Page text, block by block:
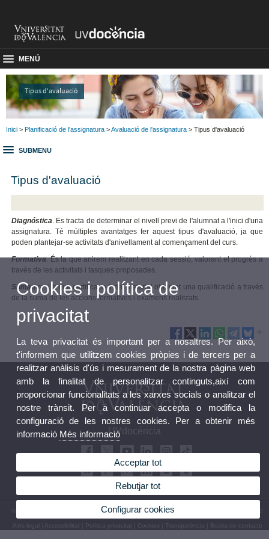
MENÚ
Tipus d'avaluació
Inici > Planificació de l'assignatura >Avaluació de l'assignatura > Tipus d'avaluació
SUBMENU
Tipus d'avaluació
Diagnóstica. Es tracta de determinar el nivell previ de l'alumnat a l'inici d'una
assignatura. Té múltiples avantatges fer aquest tipus d'avaluació, ja que
poden plantejar-se activitats d'anivellament al començament del curs.
Formativa. És la que anirem realitzant en cada sessió, valorant el progrés a
través de les activitats i tasques proposades.
Sumativa. La que certifica la fi del material obtenint una qualificació a través
de la suma de les accions formatives i exàmens realitzats.
UVdocència
© 2026 UV. - Av. Blasco Ibáñez, 13. 46010 València. Espanya. Tel UV: (+34) 963 86 41 00
Avís legal Accessibilitat Política privacitat Cookies Transparència Bústia de contacte
Cookies i política de
privacitat
La teva privacitat és important per a nosaltres. Per això,
t'informem que utilitzem cookies pròpies i de tercers per a
realitzar anàlisis d'ús i mesurament de la nostra pàgina web
amb la finalitat de personalitzar continguts,així com
proporcionar funcionalitats a les xarxes socials o analitzar el
nostre trànsit. Per a continuar accepta o modifica la
configuració de les nostres cookies. Per a obtenir més
informació Més informació
Acceptar tot
Rebutjar tot
Configurar cookies